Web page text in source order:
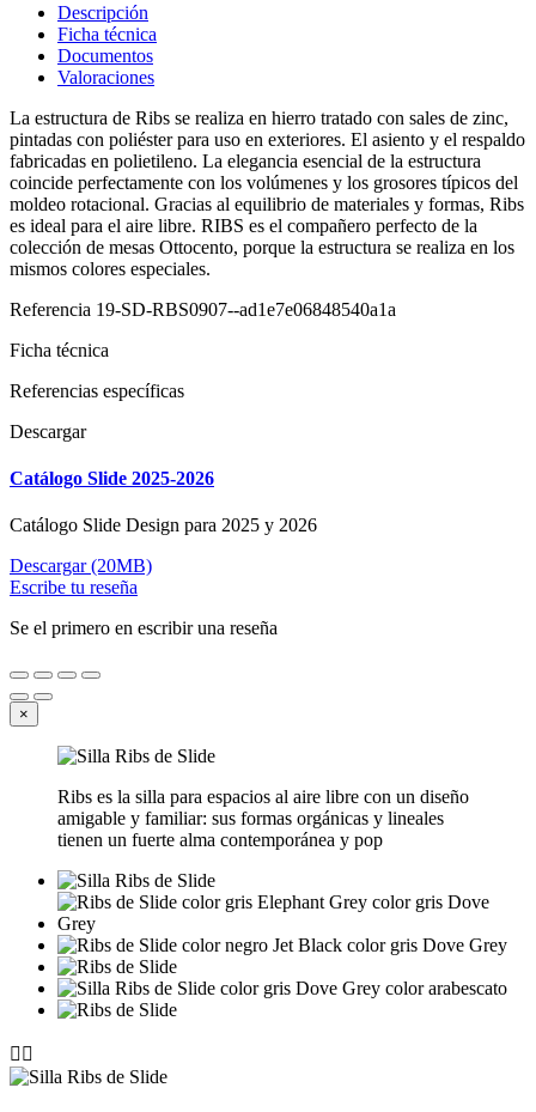
Descripción
Ficha técnica
Documentos
Valoraciones
La estructura de Ribs se realiza en hierro tratado con sales de zinc,
pintadas con poliéster para uso en exteriores. El asiento y el respaldo
fabricadas en polietileno. La elegancia esencial de la estructura
coincide perfectamente con los volúmenes y los grosores típicos del
moldeo rotacional. Gracias al equilibrio de materiales y formas, Ribs
es ideal para el aire libre. RIBS es el compañero perfecto de la
colección de mesas Ottocento, porque la estructura se realiza en los
mismos colores especiales.
Referencia 19-SD-RBS0907--ad1e7e06848540a1a
Ficha técnica
Referencias específicas
Descargar
Catálogo Slide 2025-2026
Catálogo Slide Design para 2025 y 2026
Descargar (20MB)
Escribe tu reseña
Se el primero en escribir una reseña
×
Ribs es la silla para espacios al aire libre con un diseño
amigable y familiar: sus formas orgánicas y lineales
tienen un fuerte alma contemporánea y pop
 